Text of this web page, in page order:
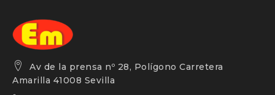
Av de la prensa nº 28, Polígono Carretera
Amarilla 41008 Sevilla